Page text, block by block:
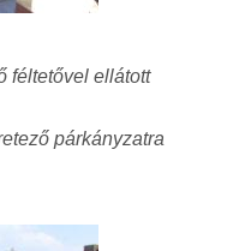
féltetővel ellátott
párkányzatra